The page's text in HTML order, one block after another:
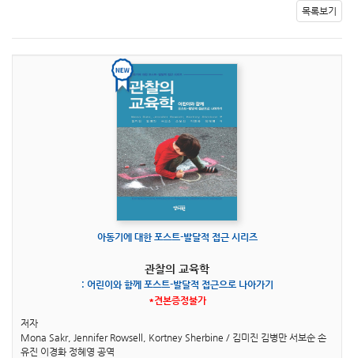
목록보기
아동기에 대한 포스트-발달적 접근 시리즈
관찰의 교육학
: 어린이와 함께 포스트-발달적 접근으로 나아가기
*견본증정불가
저자
Mona Sakr, Jennifer Rowsell, Kortney Sherbine / 김미진 김병만 서보순 손
유진 이경화 정혜영 공역